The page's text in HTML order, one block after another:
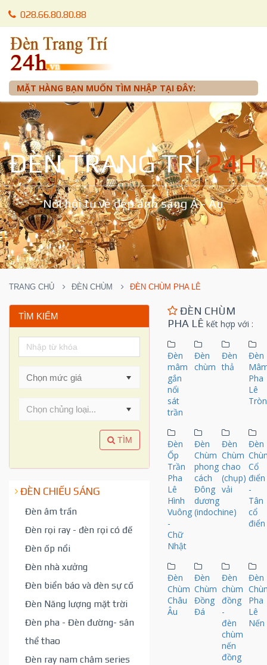
028.66.80.80.88
0905 012 099 - Mr. Tuấn
MẶT HÀNG BẠN MUỐN TÌM NHẬP TẠI ĐÂY:
ĐÈN TRANG TRÍ24H
Nơi hội tụ vẻ đẹp ánh sáng Á - Âu
TRANG CHỦ ĐÈN CHÙM ĐÈN CHÙM PHA LÊ
TÌM KIẾM
Chọn chủng loại...
TÌM
ĐÈN CHIẾU SÁNG
Đèn âm trần
Đèn rọi ray - đèn rọi có đế
Đèn ốp nổi
Đèn nhà xưởng
Đèn biển báo và đèn sự cố
Đèn Năng lượng mặt trời
Đèn pha - Đèn đường- sân
thể thao
Đèn ray nam châm series
ĐÈN CHÙM
PHA LÊ kết hợp với :
Đèn
mâm
gắn
nổi
sát
trần
Đèn
chùm
Đèn
thả
Đèn
Pha
Lê
Tròn
Đèn
Ốp
Trần
Pha
Lê
Hình
Vuông
-
Chữ
Nhật
Đèn
Chùm
phong
cách
Đông
dương
(indochine)
Đèn
Chùm
chao
(chụp)
vải
Đèn
Cổ
điển
-
Tân
cổ
điển
Đèn
Chùm
Châu
Âu
Đèn
Chùm
Đồng
Đá
Đèn
chùm
đồng
-
đèn
chùm
nến
đồng
Đèn
Pha
Lê
Nến